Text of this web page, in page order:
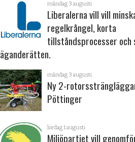
måndag 3 augusti
Liberalerna vill vill
regelkrångel, korta
tillståndsprocesser
ägande­rätten.
måndag 3 augusti
Ny 2-
Pöttinger
lördag 1 augusti
Miljöpartiet vill